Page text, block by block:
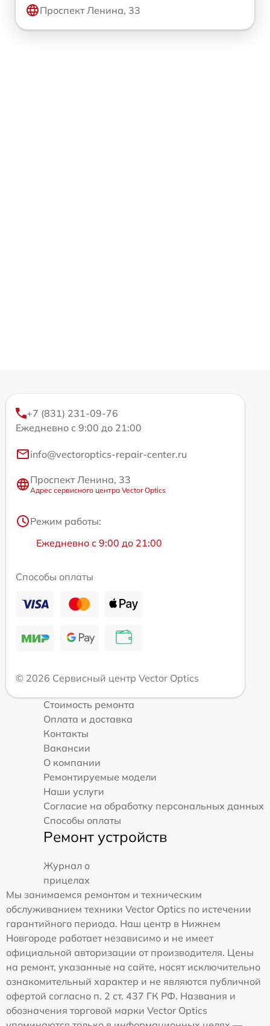
Проспект Ленина, 33
+7 (831) 231-09-76
Ежедневно с 9:00 до 21:00
info@vectoroptics-repair-center.ru
Проспект Ленина, 33
Адрес сервисного центра Vector Optics
Режим работы:
Ежедневно с 9:00 до 21:00
Способы оплаты
© 2026 Сервисный центр Vector Optics
Стоимость ремонта
Оплата и доставка
Контакты
Вакансии
О компании
Ремонтируемые модели
Наши услуги
Согласие на обработку персональных данных
Способы оплаты
Ремонт устройств
Журнал о
прицелах
Мы занимаемся ремонтом и техническим
обслуживанием техники Vector Optics по истечении
гарантийного периода. Наш центр в Нижнем
Новгороде работает независимо и не имеет
официальной авторизации от производителя. Цены
на ремонт, указанные на сайте, носят исключительно
ознакомительный характер и не являются публичной
офертой согласно п. 2 ст. 437 ГК РФ. Названия и
обозначения торговой марки Vector Optics